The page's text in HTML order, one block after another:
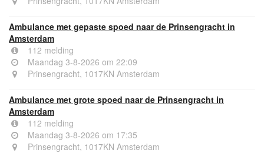
Ambulance met gepaste spoed naar de Prinsengracht in
Amsterdam
112 melding
Maandag 3-8-2026 om 22:09
Prinsengracht, 1017KN Amsterdam
Ambulance met grote spoed naar de Prinsengracht in
Amsterdam
112 melding
Maandag 3-8-2026 om 17:35
Prinsengracht, 1017KN Amsterdam